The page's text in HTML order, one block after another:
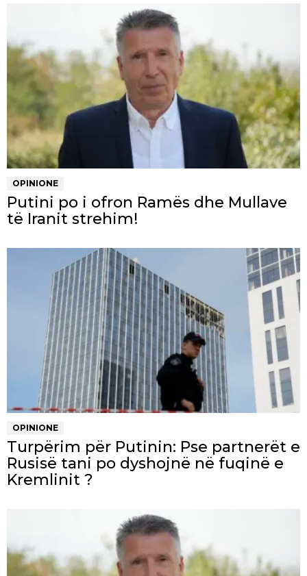
OPINIONE
Putini po i ofron Ramës dhe Mullave
të Iranit strehim!
OPINIONE
Turpërim për Putinin: Pse partnerët e
Rusisë tani po dyshojnë në fuqinë e
Kremlinit ?